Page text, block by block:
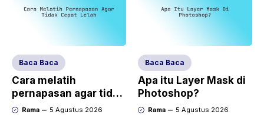
Baca Baca
Cara melatih
pernapasan agar tidak
cepat lelah
Rama 5 Agustus 2026
Baca Baca
Apa itu Layer Mask di
Photoshop?
Rama 5 Agustus 2026